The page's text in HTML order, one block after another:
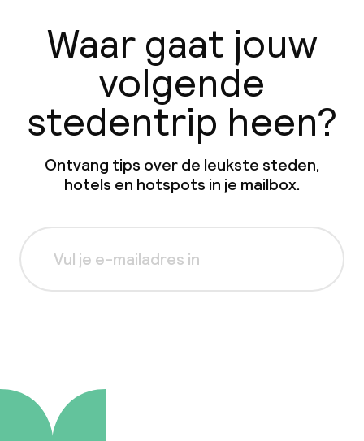
Waar gaat jouw
volgende
stedentrip heen?
Ontvang tips over de leukste steden,
hotels en hotspots in je mailbox.